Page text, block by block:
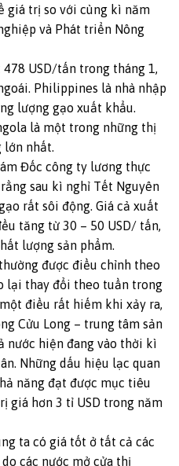
giá trị so với cùng kì năm
và Phát triển Nông
USD/tấn trong tháng 1,
Philippines là nhà nhập
lượng gạo xuất khẩu.
là một trong những thị
lớn nhất.
Đốc công ty lương thực
sau kì nghỉ Tết Nguyên
rất sôi động. Giá cả xuất
tăng từ 30 – 50 USD/ tấn,
lượng sản phẩm.
được điều chỉnh theo
lại thay đổi theo tuần trong
điều rất hiếm khi xảy ra,
Cửu Long – trung tâm sản
nước hiện đang vào thời kì
Những dấu hiệu lạc quan
năng đạt được mục tiêu
giá hơn 3 tỉ USD trong năm
ta có giá tốt ở tất cả các
các nước mở cửa thị